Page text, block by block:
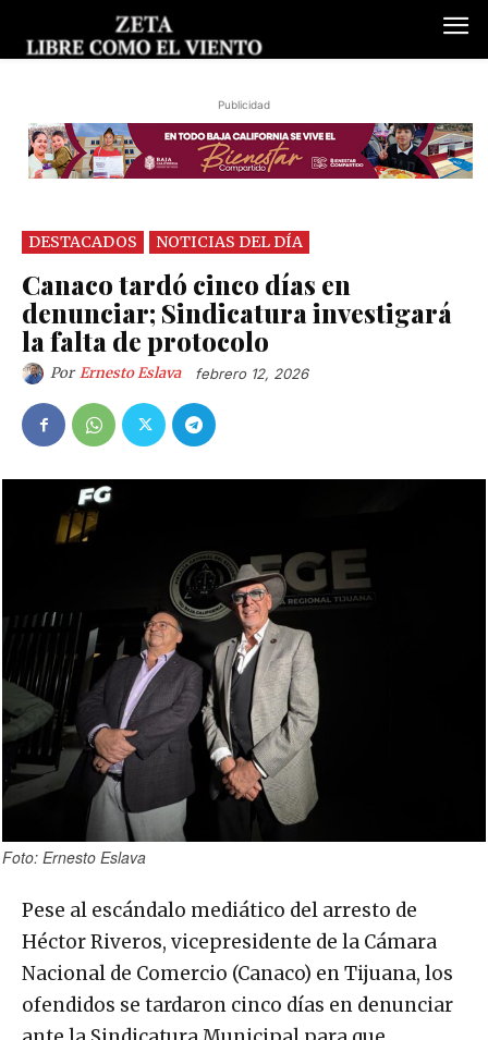
Publicidad
DESTACADOS NOTICIAS DEL DÍA
Canaco tardó cinco días en
denunciar; Sindicatura investigará
la falta de protocolo
Por Ernesto Eslava febrero 12, 2026
Foto: Ernesto Eslava
Pese al escándalo mediático del arresto de
Héctor Riveros, vicepresidente de la Cámara
Nacional de Comercio (Canaco) en Tijuana, los
ofendidos se tardaron cinco días en denunciar